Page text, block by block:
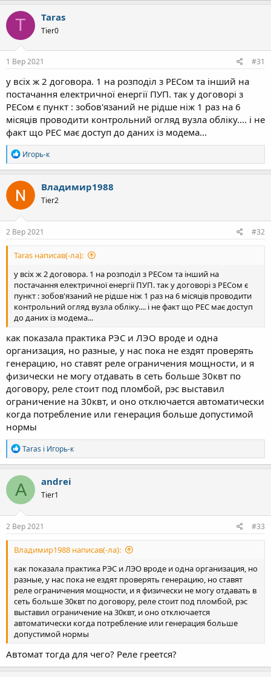
T Taras
Tier0
1 Вер 2021 #31
у всіх ж 2 договора. 1 на розподіл з РЕСом та інший на
постачання електричної енергії ПУП. так у договорі з
РЕСом є пункт : зобов'язаний не рідше ніж 1 раз на 6
місяців проводити контрольний огляд вузла обліку.... і не
факт що РЕС має доступ до даних із модема...
Р
е
а
к
ц
і
ї
:
Игорь-к
Владимир1988
Tier2
2 Вер 2021 #32
Taras написав(-ла):
у всіх ж 2 договора. 1 на розподіл з РЕСом та інший на
постачання електричної енергії ПУП. так у договорі з РЕСом є
пункт : зобов'язаний не рідше ніж 1 раз на 6 місяців проводити
контрольний огляд вузла обліку.... і не факт що РЕС має доступ
до даних із модема...
как показала практика РЭС и ЛЭО вроде и одна
организация, но разные, у нас пока не ездят проверять
генерацию, но ставят реле ограничения мощности, и я
физически не могу отдавать в сеть больше 30квт по
договору, реле стоит под пломбой, рэс выставил
ограничение на 30квт, и оно отключается автоматически
когда потребление или генерация больше допустимой
нормы
Р
е
а
к
ц
ї
:
Taras і Игорь-к
A andrei
Tier1
2 Вер 2021 #33
Владимир1988 написав(-ла):
как показала практика РЭС и ЛЭО вроде и одна организация, но
разные, у нас пока не ездят проверять генерацию, но ставят
реле ограничения мощности, и я физически не могу отдавать в
сеть больше 30квт по договору, реле стоит под пломбой, рэс
выставил ограничение на 30квт, и оно отключается
автоматически когда потребление или генерация больше
допустимой нормы
Автомат тогда для чего? Реле греется?